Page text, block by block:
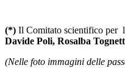
(*) Il Comitato scientifico per
Davide Poli, Rosalba
(Nelle foto immagini delle